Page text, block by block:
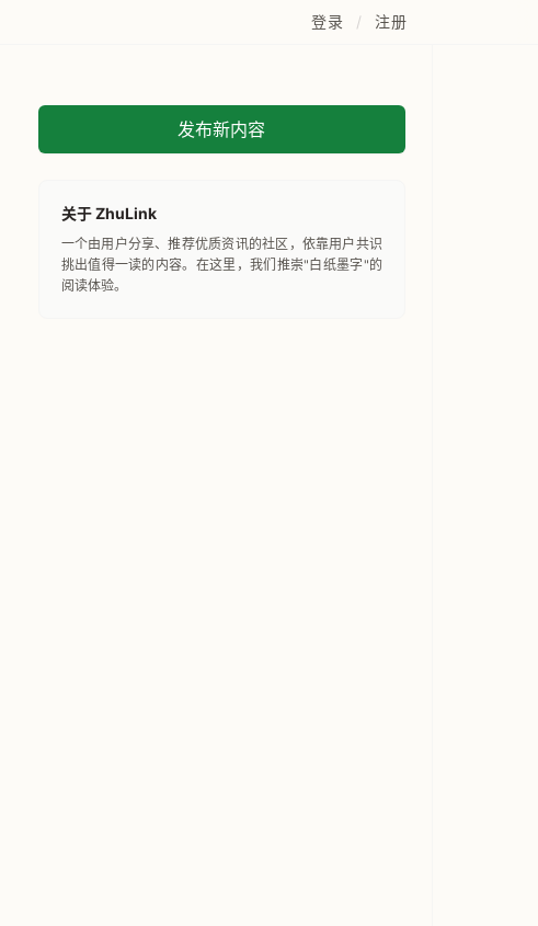
登录 / 注册
发布新内容
关于 ZhuLink
一个由用户分享、推荐优质资讯的社区，依靠用户共识
挑出值得一读的内容。在这里，我们推崇"白纸墨字"的
阅读体验。